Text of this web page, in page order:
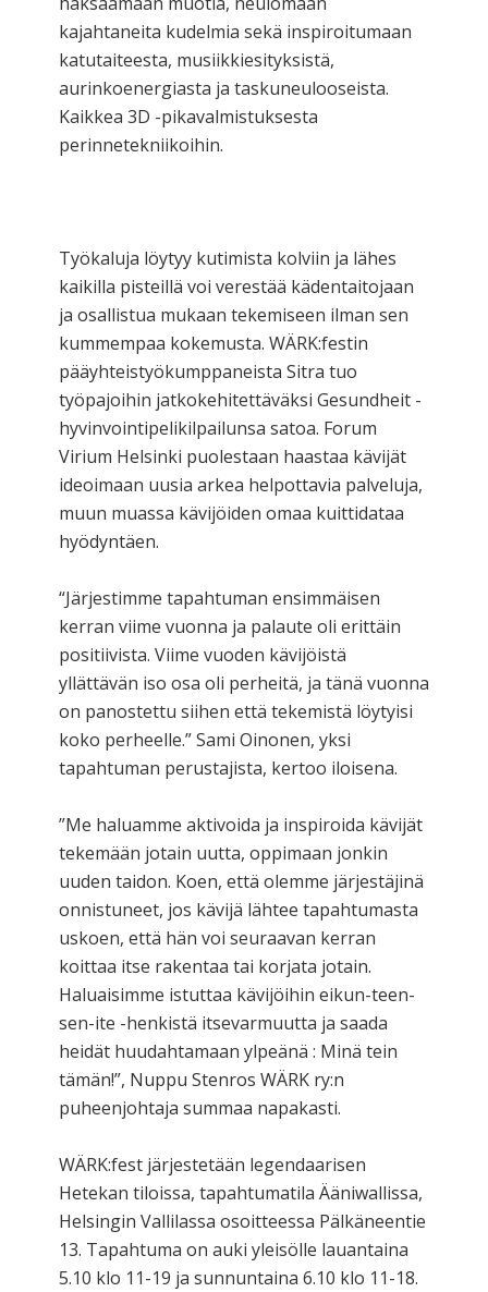
kajahtaneita kudelmia sekä inspiroitumaan
katutaiteesta, musiikkiesityksistä,
aurinkoenergiasta ja taskuneulooseista.
Kaikkea 3D -pikavalmistuksesta
perinnetekniikoihin.
Työkaluja löytyy kutimista kolviin ja lähes
kaikilla pisteillä voi verestää kädentaitojaan
ja osallistua mukaan tekemiseen ilman sen
kummempaa kokemusta. WÄRK:festin
pääyhteistyökumppaneista Sitra tuo
työpajoihin jatkokehitettäväksi Gesundheit -
hyvinvointipelikilpailunsa satoa. Forum
Virium Helsinki puolestaan haastaa kävijät
ideoimaan uusia arkea helpottavia palveluja,
muun muassa kävijöiden omaa kuittidataa
hyödyntäen.
“Järjestimme tapahtuman ensimmäisen
kerran viime vuonna ja palaute oli erittäin
positiivista. Viime vuoden kävijöistä
yllättävän iso osa oli perheitä, ja tänä vuonna
on panostettu siihen että tekemistä löytyisi
koko perheelle.” Sami Oinonen, yksi
tapahtuman perustajista, kertoo iloisena.
”Me haluamme aktivoida ja inspiroida kävijät
tekemään jotain uutta, oppimaan jonkin
uuden taidon. Koen, että olemme järjestäjinä
onnistuneet, jos kävijä lähtee tapahtumasta
uskoen, että hän voi seuraavan kerran
koittaa itse rakentaa tai korjata jotain.
Haluaisimme istuttaa kävijöihin eikun-teen-
sen-ite -henkistä itsevarmuutta ja saada
heidät huudahtamaan ylpeänä : Minä tein
tämän!”, Nuppu Stenros WÄRK ry:n
puheenjohtaja summaa napakasti.
WÄRK:fest järjestetään legendaarisen
Hetekan tiloissa, tapahtumatila Ääniwallissa,
Helsingin Vallilassa osoitteessa Pälkäneentie
13. Tapahtuma on auki yleisölle lauantaina
5.10 klo 11-19 ja sunnuntaina 6.10 klo 11-18.